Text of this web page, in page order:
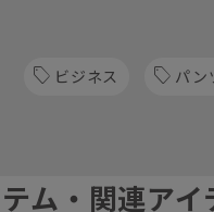
ビジネス パン
ム・関連アイ